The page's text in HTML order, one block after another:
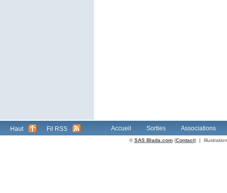
Haut Fil RSS Accueil Sorties Associations
©SAS Blada.com(Contact) |